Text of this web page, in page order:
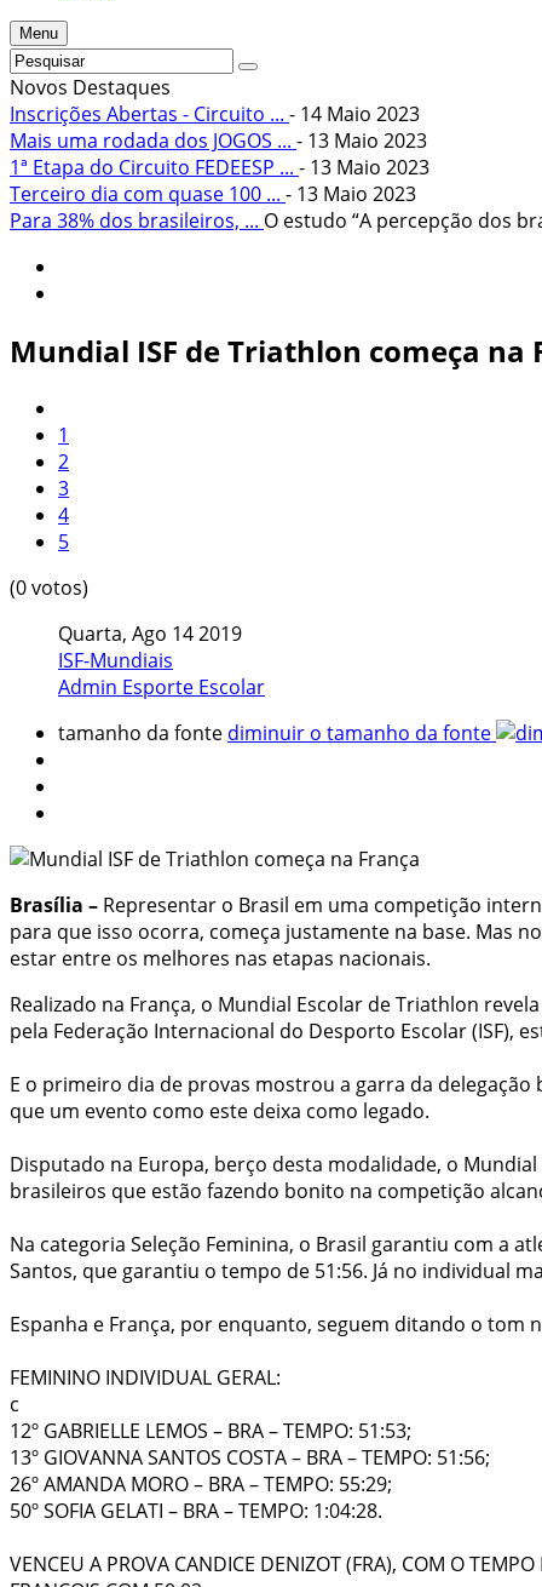
Menu
Novos Destaques
Inscrições Abertas - Circuito ... - 14 Maio 2023
Mais uma rodada dos JOGOS ... - 13 Maio 2023
1ª Etapa do Circuito FEDEESP ... - 13 Maio 2023
Terceiro dia com quase 100 ... - 13 Maio 2023
Para 38% dos brasileiros, ... O estudo “A percepção dos
Mundial ISF de Triathlon começa na
1
2
3
4
5
(0 votos)
Quarta, Ago 14 2019
ISF-Mundiais
Admin Esporte Escolar
tamanho da fonte diminuir o tamanho da fonte
Brasília – Representar o Brasil em uma competição
para que isso ocorra, começa justamente na base. Mas
estar entre os melhores nas etapas nacionais.
Realizado na França, o Mundial Escolar de Triathlon
pela Federação Internacional do Desporto Escolar (ISF),
E o primeiro dia de provas mostrou a garra da
que um evento como este deixa como legado.
Disputado na Europa, berço desta modalidade, o
brasileiros que estão fazendo bonito na competição
Na categoria Seleção Feminina, o Brasil garantiu com a
Santos, que garantiu o tempo de 51:56. Já no individual
Espanha e França, por enquanto, seguem ditando o
FEMININO INDIVIDUAL GERAL:
c
12º GABRIELLE LEMOS – BRA – TEMPO: 51:53;
13º GIOVANNA SANTOS COSTA – BRA – TEMPO: 51:56;
26º AMANDA MORO – BRA – TEMPO: 55:29;
50º SOFIA GELATI – BRA – TEMPO: 1:04:28.
VENCEU A PROVA CANDICE DENIZOT (FRA), COM O